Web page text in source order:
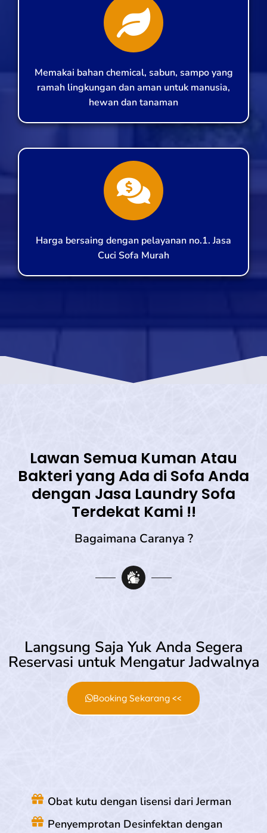
Memakai bahan chemical, sabun, sampo yang
ramah lingkungan dan aman untuk manusia,
hewan dan tanaman
Harga bersaing dengan pelayanan no.1. Jasa
Cuci Sofa Murah
Lawan Semua Kuman Atau
Bakteri yang Ada di Sofa Anda
dengan Jasa Laundry Sofa
Terdekat Kami !!
Bagaimana Caranya ?
Langsung Saja Yuk Anda Segera
Reservasi untuk Mengatur Jadwalnya
Booking Sekarang <<
Obat kutu dengan lisensi dari Jerman
Penyemprotan Desinfektan dengan